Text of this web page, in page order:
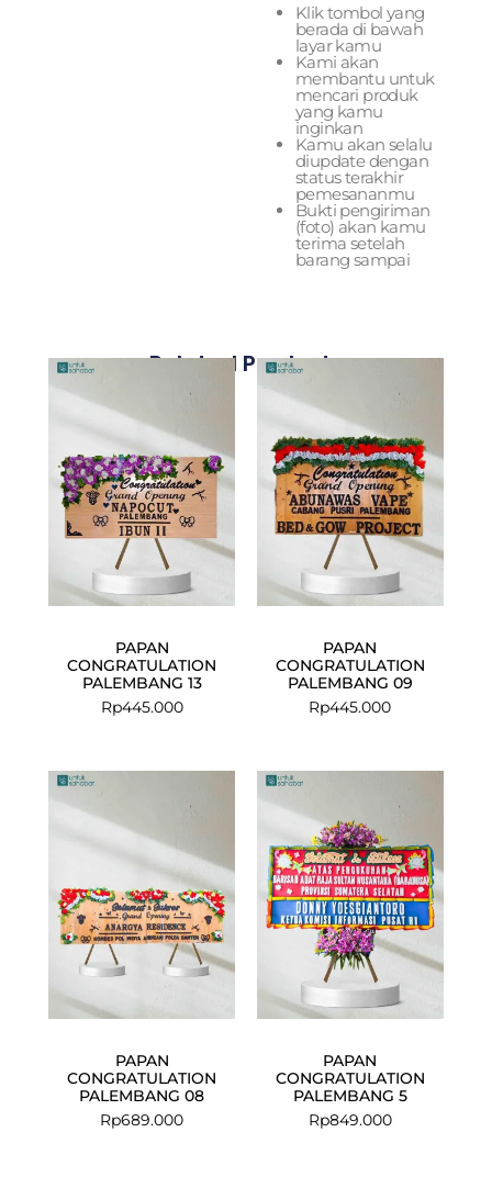
Klik tombol yang
berada di bawah
layar kamu
Kami akan
membantu untuk
mencari produk
yang kamu
inginkan
Kamu akan selalu
diupdate dengan
status terakhir
pemesananmu
Bukti pengiriman
(foto) akan kamu
terima setelah
barang sampai
Related Products
PAPAN
CONGRATULATION
PALEMBANG 13
Rp445.000
PAPAN
CONGRATULATION
PALEMBANG 09
Rp445.000
PAPAN
CONGRATULATION
PALEMBANG 08
Rp689.000
PAPAN
CONGRATULATION
PALEMBANG 5
Rp849.000